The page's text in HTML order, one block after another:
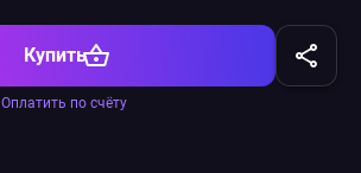
Купить
Оплатить по счёту